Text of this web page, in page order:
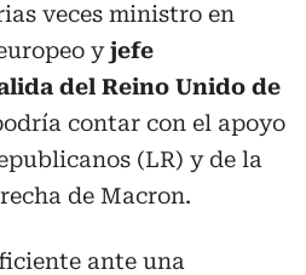
veces ministro en
yjefe
del Reino Unido de
contar con el apoyo
(LR) y de la
de Macron.
ante una